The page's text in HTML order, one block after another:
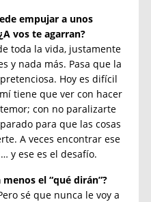
empujar a unos
vos te agarran?
toda la vida, justamente
y nada más. Pasa que la
Hoy es difícil
tiene que ver con hacer
con no paralizarte
para que las cosas
A veces encontrar ese
y ese es el desafío.
el “qué dirán”?
sé que nunca le voy a